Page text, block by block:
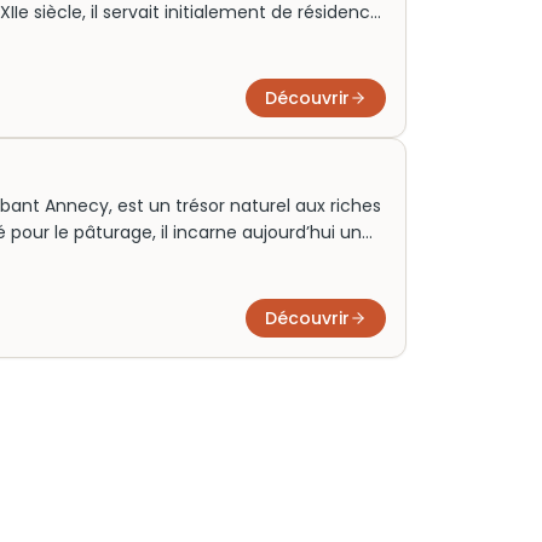
siècle, il servait initialement de résidence
dans le temps. Pensez à réserver vos
de votre visite.
Découvrir
Annecy, est un trésor naturel aux riches
le pâturage, il incarne aujourd’hui un
de croître, offrant une évasion inoubliable.
Découvrir